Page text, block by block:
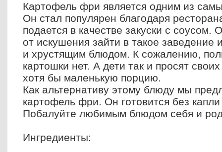
Картофель фри является одним из
Он стал популярен благодаря
подается в качестве закуски с соусом.
от искушения зайти в такое заведение
и хрустящим блюдом. К сожалению,
картошки нет. А дети так и просят
хотя бы маленькую порцию.
Как альтернативу этому блюду мы
картофель фри. Он готовится без
Побалуйте любимым блюдом себя и
Ингредиенты: